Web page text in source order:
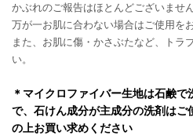
かぶれのご報告はほとんどございません
万が一お肌に合わない場合はご使用を
また、お肌に傷・かさぶたなど、トラ
い。
＊マイクロファイバー生地は石鹸
で、石けん成分が主成分の洗剤はご
の上お買い求めください